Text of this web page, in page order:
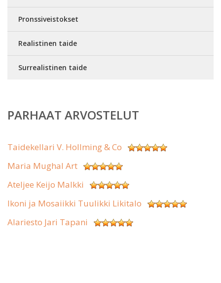
Pronssiveistokset
Realistinen taide
Surrealistinen taide
PARHAAT ARVOSTELUT
Taidekellari V. Hollming & Co
Maria Mughal Art
Ateljee Keijo Malkki
Ikoni ja Mosaiikki Tuulikki Likitalo
Alariesto Jari Tapani